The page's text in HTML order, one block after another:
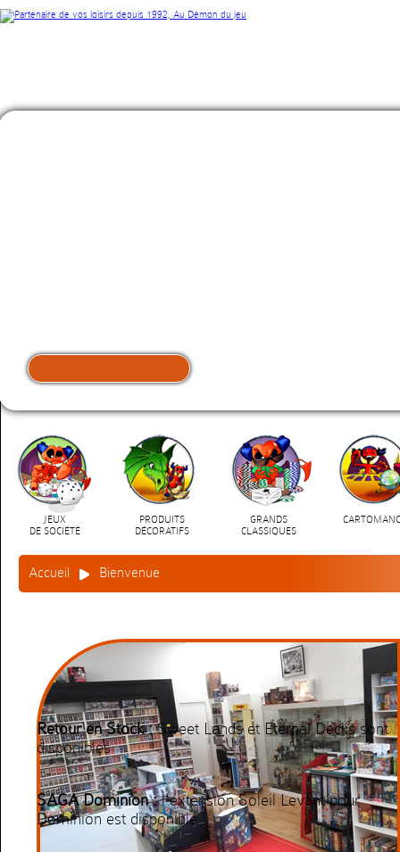
découvrir ce jeu
JEUX
DE SOCIÉTÉ
PRODUITS
DÉCORATIFS
GRANDS
CLASSIQUES
Accueil Bienvenue
Retour en Stock :Sweet Lands et Eternal Decks sont
disponibles
SAGA Dominion :l'extension Soleil Levant pour
Dominion est disponible !